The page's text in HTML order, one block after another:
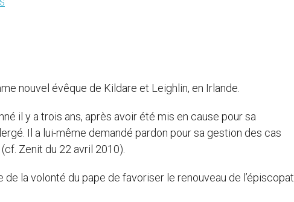
nouvel évêque de Kildare et Leighlin, en Irlande.
il y a trois ans, après avoir été mis en cause pour sa
Il a lui-même demandé pardon pour sa gestion des cas
Zenit du 22 avril 2010).
la volonté du pape de favoriser le renouveau de l’épiscopat